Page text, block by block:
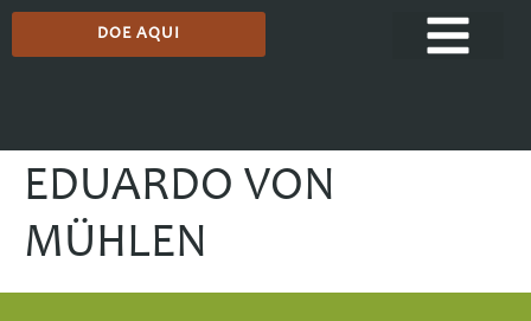
DOE AQUI
EDUARDO VON
MÜHLEN